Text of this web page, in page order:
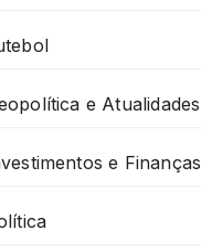
e Atualidades
e Finanças